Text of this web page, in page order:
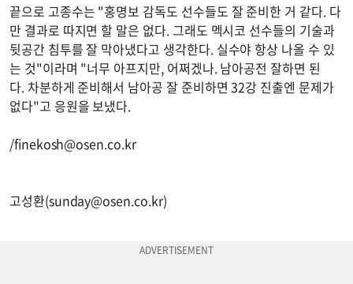
끝으로 고종수는 "홍명보 감독도 선수들도 잘 준비한 거 같다. 다
만 결과로 따지면 할 말은 없다. 그래도 멕시코 선수들의 기술과
뒷공간 침투를 잘 막아냈다고 생각한다. 실수야 항상 나올 수 있
는 것"이라며 "너무 아프지만, 어쩌겠나. 남아공전 잘하면 된
다. 차분하게 준비해서 남아공 잘 준비하면 32강 진출엔 문제가
없다"고 응원을 보냈다.
/finekosh@osen.co.kr
고성환(sunday@osen.co.kr)